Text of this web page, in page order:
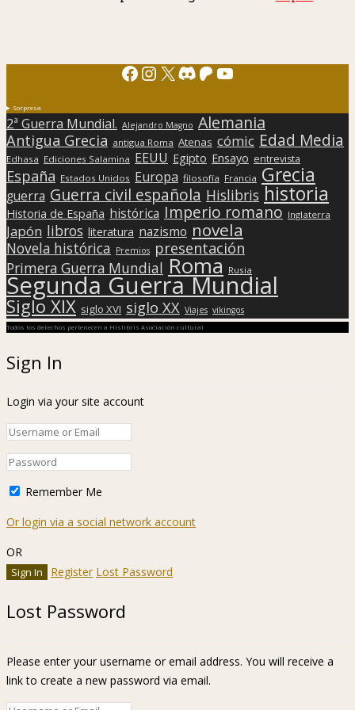
Facebook
Instagram
X Discord
Patreon
YouTube
Sorpresa
2ª Guerra Mundial. Alejandro Magno Alemania
Antigua Grecia antigua Roma Atenas cómic Edad Media
Edhasa Ediciones Salamina EEUU Egipto Ensayo entrevista
España Estados Unidos Europa filosofía Francia Grecia
guerra Guerra civil española Hislibris historia
Historia de España histórica Imperio romano Inglaterra
Japón libros literatura nazismo novela
Novela histórica Premios presentación
Primera Guerra Mundial Roma Rusia
Segunda Guerra Mundial
Siglo XIX siglo XVI siglo XX Viajes vikingos
Todos los derechos pertenecen a Hislibris Asociación cultural
Sign In
Login via your site account
Remember Me
Or login via a social network account
OR
Register Lost Password
Lost Password
Please enter your username or email address. You will receive a
link to create a new password via email.